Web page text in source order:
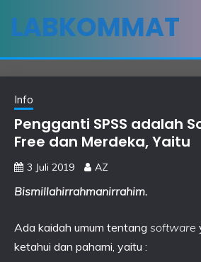
LABKOMMAT
Info
Pengganti SPSS adalah
Free dan Merdeka, Yaitu
3 Juli 2019 AZ
Bismillahirrahmanirrahim.
Ada kaidah umum tentang software
ketahui dan pahami, yaitu :